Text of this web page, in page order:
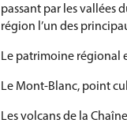
passant par les vallées
région l’un des
Le patrimoine régional
Le Mont-Blanc, point
Les volcans de la